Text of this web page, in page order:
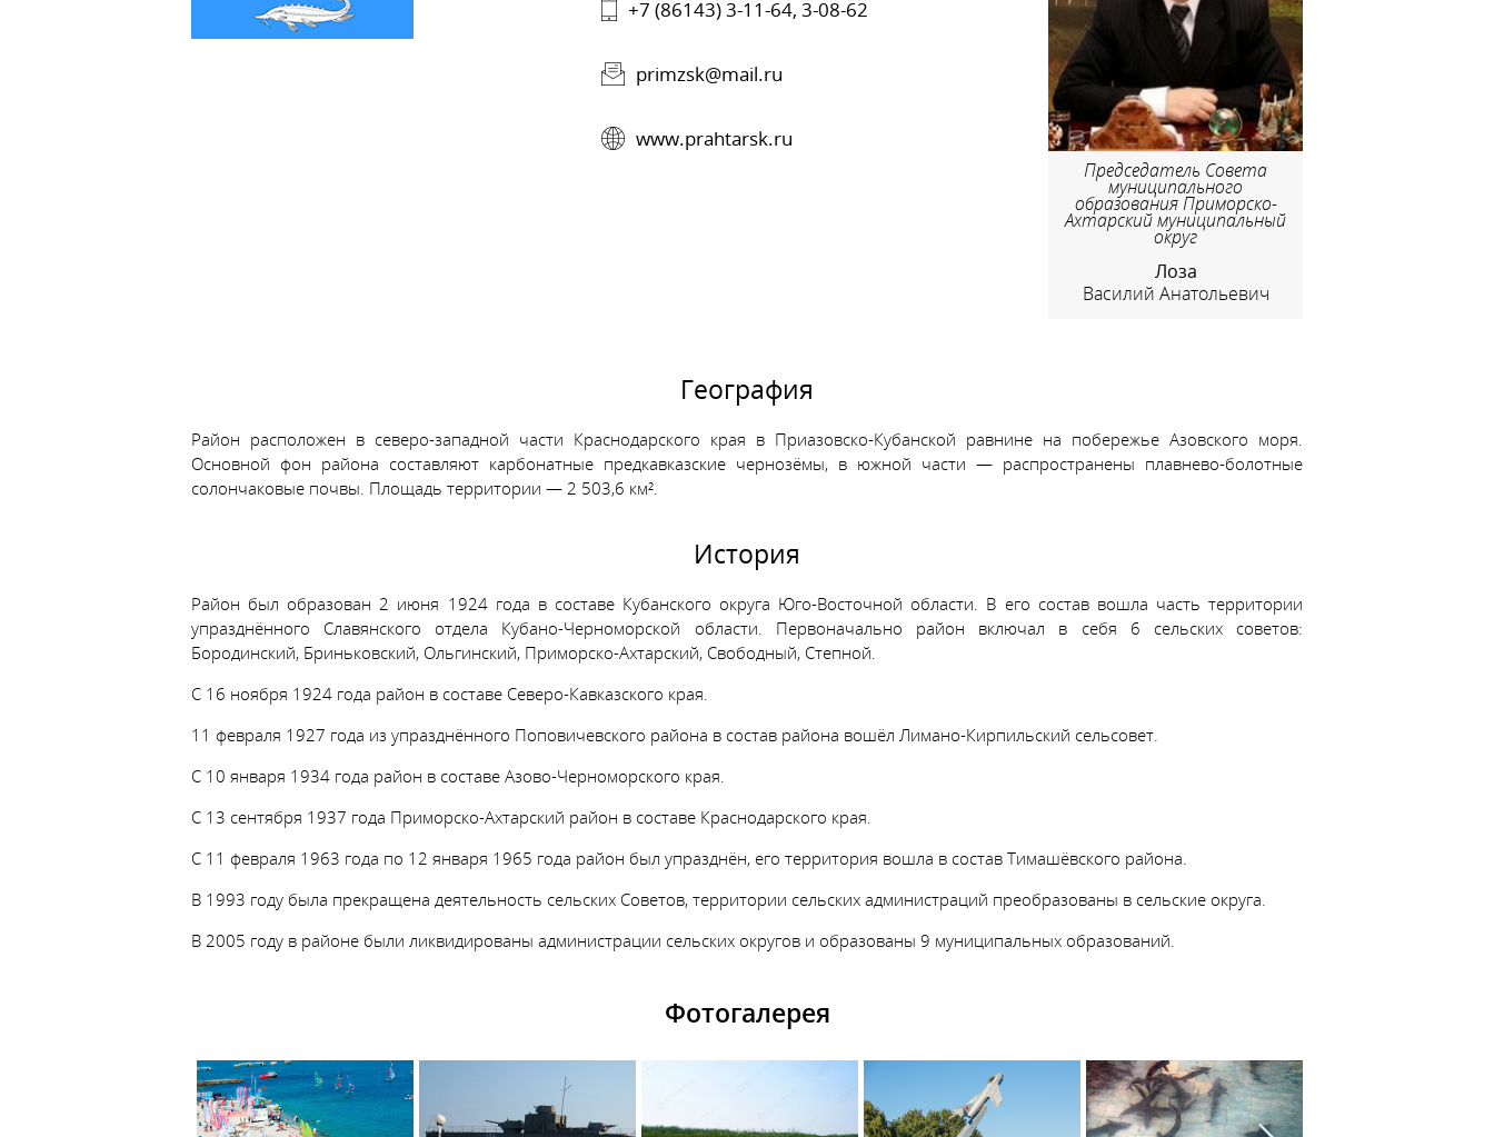
+7 (86143) 3-11-64, 3-08-62
primzsk@mail.ru
www.prahtarsk.ru
Председатель Совета
муниципального
образования Приморско-
Ахтарский муниципальный
округ
Лоза
Василий Анатольевич
География
Район расположен в северо-западной части Краснодарского края в Приазовско-Кубанской равнине на побережье Азовского моря.
Основной фон района составляют карбонатные предкавказские чернозёмы, в южной части — распространены плавнево-болотные
солончаковые почвы. Площадь территории — 2 503,6 км².
История
Район был образован 2 июня 1924 года в составе Кубанского округа Юго-Восточной области. В его состав вошла часть территории
упразднённого Славянского отдела Кубано-Черноморской области. Первоначально район включал в себя 6 сельских советов:
Бородинский, Бриньковский, Ольгинский, Приморско-Ахтарский, Свободный, Степной.
С 16 ноября 1924 года район в составе Северо-Кавказского края.
11 февраля 1927 года из упразднённого Поповичевского района в состав района вошёл Лимано-Кирпильский сельсовет.
С 10 января 1934 года район в составе Азово-Черноморского края.
С 13 сентября 1937 года Приморско-Ахтарский район в составе Краснодарского края.
С 11 февраля 1963 года по 12 января 1965 года район был упразднён, его территория вошла в состав Тимашёвского района.
В 1993 году была прекращена деятельность сельских Советов, территории сельских администраций преобразованы в сельские округа.
В 2005 году в районе были ликвидированы администрации сельских округов и образованы 9 муниципальных образований.
Фотогалерея